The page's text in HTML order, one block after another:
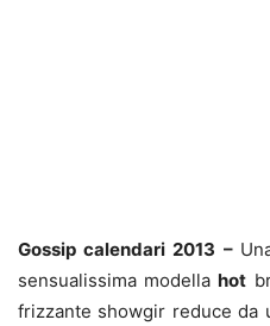
Gossip calendari 2013 –
sensualissima modellahot
frizzante showgir reduce da